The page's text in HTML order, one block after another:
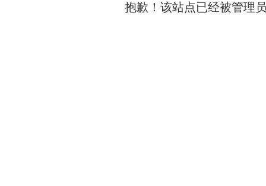
抱歉！该站点已经被管理